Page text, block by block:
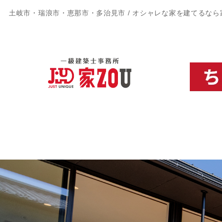
土岐市・瑞浪市・恵那市・多治見市 / オシャレな家を建てるなら